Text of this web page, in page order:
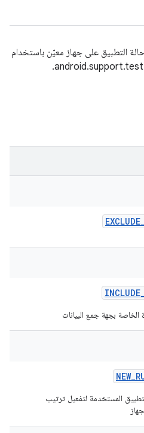
التطبيق على جهاز معيّن باستخدام
EXCLUDE_
INCLUDE_
بجهة جمع البيانات
NEW_
المستخدمة لتفعيل ترتيب